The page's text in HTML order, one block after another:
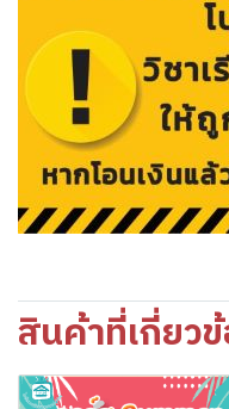
สินค้าที่เกี่ยว